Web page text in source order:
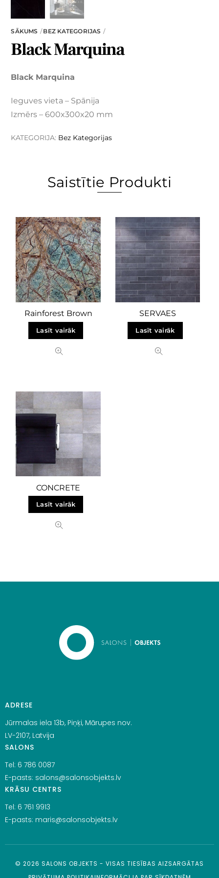
SĀKUMS BEZ KATEGORIJAS
Black Marquina
Black Marquina
Ieguves vieta – Spānija
Izmērs – 600x300x20 mm
KATEGORIJA: Bez Kategorijas
Saistītie Produkti
Rainforest Brown
Lasīt vairāk
SERVAES
Lasīt vairāk
CONCRETE
Lasīt vairāk
ADRESE
Jūrmalas iela 13b, Piņķi, Mārupes nov.
LV-2107, Latvija
SALONS
Tel: 6 786 0087
E-pasts: salons@salonsobjekts.lv
KRĀSU CENTRS
Tel: 6 761 9913
E-pasts: maris@salonsobjekts.lv
© 2026 SALONS OBJEKTS - VISAS TIESĪBAS AIZSARGĀTAS